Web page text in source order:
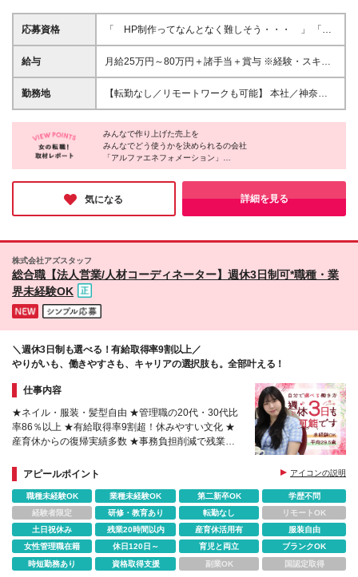
応募資格
「 HP制作ってなんとなく難しそう・・・ 」 「
デザイナー？マーケティングってナニ・・・ 」 と
いう未経験の方でも安心してご応募ください！ 充実
ランクは問いません。 ★社会人未経験の方も歓迎し
ます！ ◎Webに日常的に触れている方は歓迎！ # ＼
たい ■SNSに関わる仕事にチャレンジしたい
■YouTube、TikTok、Instagramに興味がある方 ■AIに
興味がある方 ■専門的スキルを身に着けたい方
給与
月給25万円～80万円＋諸手当＋賞与 ※経験・スキル
を考慮して決定します。 試用期間中：（6ヶ月） 一都
三県：月給22万円～50万円 その他：月給20万円～50
勤務地
【転勤なし／リモートワークも可能】 本社／神奈川
県横浜市港北区篠原町3014 東急新横浜南ビル5階 ※
勤務地はご希望を考慮し、決定します。 ※転居を伴う
転勤はありません。 【プロジェクト先】 一都三県、
関東、中部、関西、中国、九州、東北など多数！ ま
たは各近郊のプロジェクト先 ※希望を考慮の上、配属
プロジェクトを決定します。 （北海道、青森県、岩
手県、宮城県、秋田県、山形県、福島県、茨城県、栃
木県、群馬県、埼玉県、千葉県、東京都、神奈川県、
地
みんなで作り上げた売上を
みんなでどう使うかを決められるの会社
「アルファエネフォメーション」
上記を第一に考え、会社として、チームとして動いています。
【創造を現実に。世界一諦めの悪いチームが常識を超えた結果を
作る。】
新たなステージへと羽ばたいています。
気になる 詳細を見る
株式会社アズスタッフ
総合職【法人営業/人材コーディネーター】週休3日制可*職種・業
界未経験OK
＼週休3日制も選べる！有給取得率9割以上／
やりがいも、働きやすさも、キャリアの選択肢も。全部叶える！
仕事内容
★ネイル・服装・髪型自由 ★管理職の20代・30代比
率86％以上 ★有給取得率9割超！休みやすい文化 ★
産育休からの復帰実績多数 ★事務負担削減で残業少
アピールポイント
アイコンの説明
職種未経験OK 業種未経験OK 第二新卒OK
学歴不問
経験者限定
研修・教育あり 転勤なし
リモートOK
土日祝休み
残業20時間以内 産育休活用有
服装自由
女性管理職在籍
休日120日～ 育児と両立
ブランクOK
時短勤務あり
資格取得支援 副業OK 国認定取得